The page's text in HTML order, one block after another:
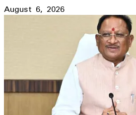
August 6, 2026